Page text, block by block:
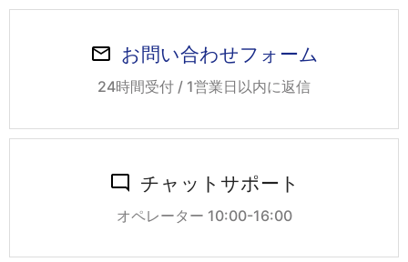
お問い合わせフォーム
24時間受付 / 1営業日以内に返信
チャットサポート
オペレーター 10:00-16:00